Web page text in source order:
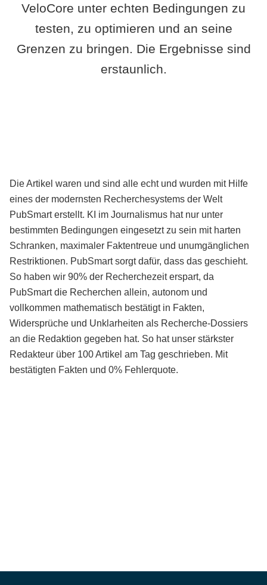
VeloCore unter echten Bedingungen zu
testen, zu optimieren und an seine
Grenzen zu bringen. Die Ergebnisse sind
erstaunlich.
Die Artikel waren und sind alle echt und wurden mit Hilfe
eines der modernsten Recherchesystems der Welt
PubSmart erstellt. KI im Journalismus hat nur unter
bestimmten Bedingungen eingesetzt zu sein mit harten
Schranken, maximaler Faktentreue und unumgänglichen
Restriktionen. PubSmart sorgt dafür, dass das geschieht.
So haben wir 90% der Recherchezeit erspart, da
PubSmart die Recherchen allein, autonom und
vollkommen mathematisch bestätigt in Fakten,
Widersprüche und Unklarheiten als Recherche-Dossiers
an die Redaktion gegeben hat. So hat unser stärkster
Redakteur über 100 Artikel am Tag geschrieben. Mit
bestätigten Fakten und 0% Fehlerquote.